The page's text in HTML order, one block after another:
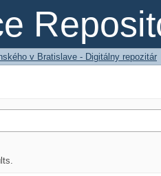
v Bratislave - Digitálny repozitár